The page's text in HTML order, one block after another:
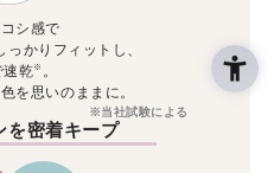
シ感で
っかりフィットし、
速乾※ 。
を思いのままに。
※当社試験による
を密着キープ